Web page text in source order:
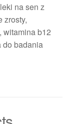
na sen z
zrosty,
witamina b12
do badania